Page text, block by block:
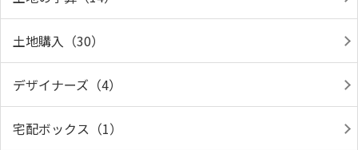
土地購入（30）
デザイナーズ（4）
宅配ボックス（1）